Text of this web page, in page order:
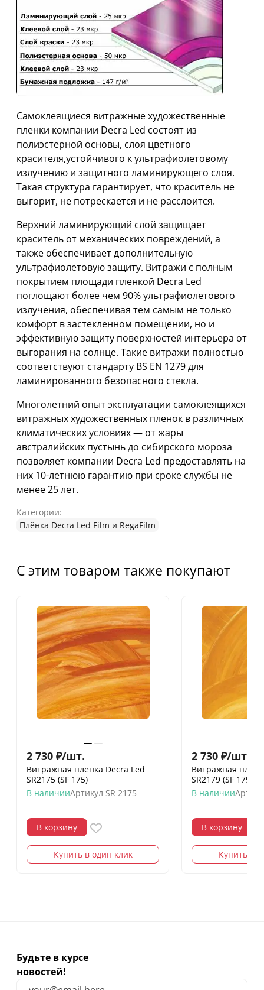
Самоклеящиеся витражные художественные
пленки компании Decra Led состоят из
полиэстерной основы, слоя цветного
красителя,устойчивого к ультрафиолетовому
излучению и защитного ламинирующего слоя.
Такая структура гарантирует, что краситель не
выгорит, не потрескается и не расслоится.
Верхний ламинирующий слой защищает
краситель от механических повреждений, а
также обеспечивает дополнительную
ультрафиолетовую защиту. Витражи с полным
покрытием площади пленкой Decra Led
поглощают более чем 90% ультрафиолетового
излучения, обеспечивая тем самым не только
комфорт в застекленном помещении, но и
эффективную защиту поверхностей интерьера от
выгорания на солнце. Такие витражи полностью
соответствуют стандарту BS EN 1279 для
ламинированного безопасного стекла.
Многолетний опыт эксплуатации самоклеящихся
витражных художественных пленок в различных
климатических условиях — от жары
австралийских пустынь до сибирского мороза
позволяет компании Decra Led предоставлять на
них 10-летнюю гарантию при сроке службы не
менее 25 лет.
Категории:
Плёнка Decra Led Film и RegaFilm
С этим товаром также покупают
2 730 ₽/шт.
Витражная пленка Decra Led
SR2175 (SF 175)
В наличииАртикул SR 2175
В корзину
Купить в один клик
2 730 ₽/шт.
Витражная
SR2179 (SF 179)
В наличии
В корзину
Купить в
Будьте в курсе
новостей!